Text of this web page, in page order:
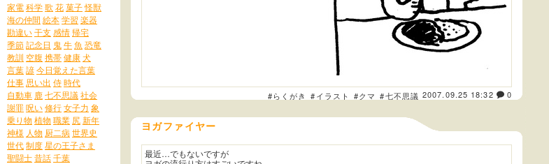
家電科学歌 花菓子怪獣
海の仲間 絵本学習 楽器
勘違い干支 感情 帰宅
季節記念日 鬼牛魚 恐竜
教訓 空腹 携帯健康犬
言葉諺今日覚えた言葉
仕事 思い出 侍時代
自動車 鹿七不思議 社会
謝罪呪い修行女子力 象
乗り物 植物 職業 尻新年
神様 人物 厨二病世界史
世代制度星の王子さま
聖闘士昔話千葉
#らくがき #イラスト #クマ #七不思議 2007.09.25 18:32 0
ヨガファイヤー
最近…でもないですが